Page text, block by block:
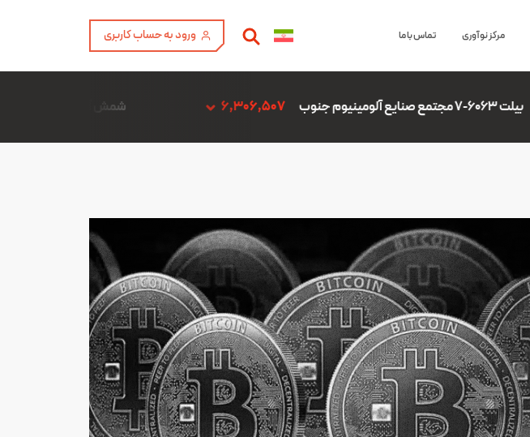
مرکز نوآوری تماس با ما ورود به حساب کاربری
6,306,507 شمش آلیاژ ADC12 فن آوری آمیتیس آلومینیوم گلپایگان